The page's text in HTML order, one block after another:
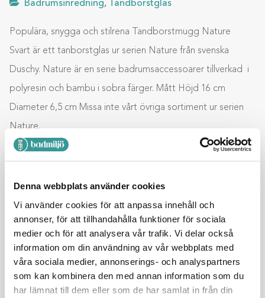
Denna webbplats använder cookies
Vi använder cookies för att anpassa innehåll och
annonser, för att tillhandahålla funktioner för sociala
medier och för att analysera vår trafik. Vi delar också
information om din användning av vår webbplats med
våra sociala medier, annonserings- och analyspartners
som kan kombinera den med annan information som du
har lämnat till dem eller som de har samlat in från din
Badrumsinredning, Tandborstglas
Populära, snygga och stilrena Tandborstmugg Nature
Svart är ett tanborstglas ur serien Nature från svenska
Duschy. Nature är en serie badrumsaccessoarer tillverkad i
polyresin och bambu i sobra färger. Mått Höjd 16 cm
Diameter 6,5 cm Missa inte vårt övriga sortiment ur serien
Nature.
Lägg till i varukorg
BESKRIVNING
YTTERLIGARE INFORMATION